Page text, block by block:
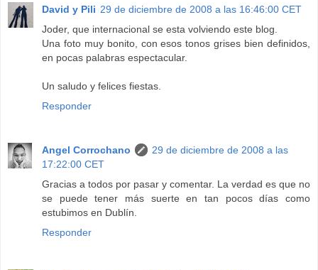
David y Pili 29 de diciembre de 2008 a las 16:46:00 CET
Joder, que internacional se esta volviendo este blog.
Una foto muy bonito, con esos tonos grises bien definidos,
en pocas palabras espectacular.
Un saludo y felices fiestas.
Responder
Angel Corrochano
29 de diciembre de 2008 a las
17:22:00 CET
Gracias a todos por pasar y comentar. La verdad es que no
se puede tener más suerte en tan pocos días como
estubimos en Dublín.
Responder